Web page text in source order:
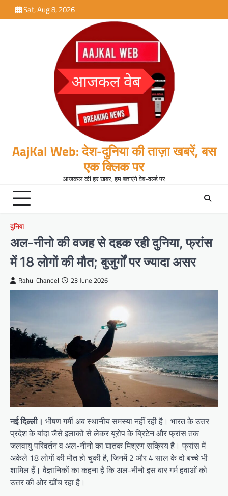
to
Sat, Aug 8, 2026
AajKal Web: देश-दुनिया की ताज़ा खबरें, बस
एक क्लिक पर
आजकल की हर खबर, हम बताएंगे वेब-वर्ल्ड पर
दुनिया
अल-नीनो की वजह से दहक रही दुनिया, फ्रांस
में 18 लोगों की मौत; बुजुर्गों पर ज्यादा असर
Rahul Chandel 23 June 2026
नई दिल्ली। भीषण गर्मी अब स्थानीय समस्या नहीं रही है। भारत के उत्तर
प्रदेश के बांदा जैसे इलाकों से लेकर यूरोप के ब्रिटेन और फ्रांस तक
जलवायु परिवर्तन व अल-नीनो का घातक मिश्रण सक्रिय है। फ्रांस में
अकेले 18 लोगों की मौत हो चुकी है, जिनमें 2 और 4 साल के दो बच्चे भी
शामिल हैं। वैज्ञानिकों का कहना है कि अल-नीनो इस बार गर्म हवाओं को
उत्तर की ओर खींच रहा है।